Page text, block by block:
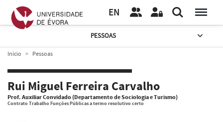
EN
PESSOAS
Início Pessoas
Rui Miguel Ferreira Carvalho
Prof. Auxiliar Convidado (Departamento de Sociologia e Turismo)
Contrato Trabalho Funções Públicas a termo resolutivo certo